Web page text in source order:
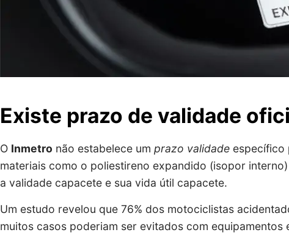
Existe prazo de validade
O Inmetro não estabelece um prazo validadeespecífico
materiais como o poliestireno expandido (isopor
a validade capacete e sua vida útil capacete.
Um estudo revelou que 76% dos motociclistas
muitos casos poderiam ser evitados com